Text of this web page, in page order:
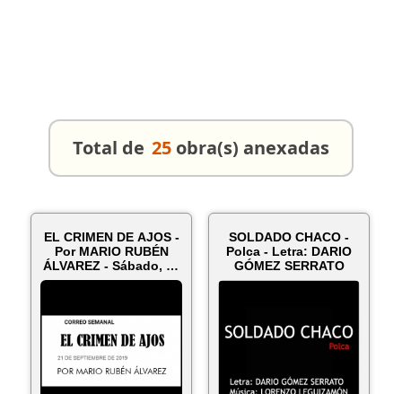
Total de 25 obra(s) anexadas
EL CRIMEN DE AJOS -
Por MARIO RUBÉN
ÁLVAREZ - Sábado, 21
de Septi...
SOLDADO CHACO -
Polca - Letra: DARIO
GÓMEZ SERRATO